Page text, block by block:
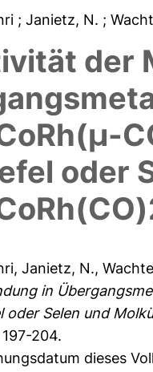
; Janietz, N. ;
der
oder
, Janietz, N.,
in
oder Selen und
204.
dieses